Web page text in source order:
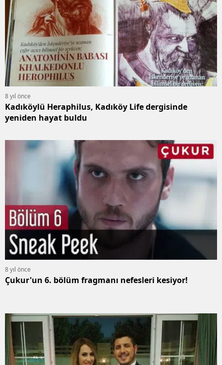
8 yıl önce
Kadıköylü Heraphilus, Kadıköy Life dergisinde
yeniden hayat buldu
8 yıl önce
Çukur'un 6. bölüm fragmanı nefesleri kesiyor!